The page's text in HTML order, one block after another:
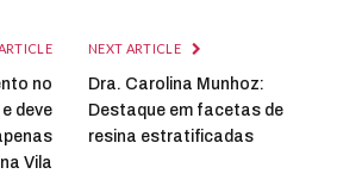
no
deve
na Vila
NEXT ARTICLE
Dra. Carolina Munhoz:
Destaque em facetas de
resina estratificadas